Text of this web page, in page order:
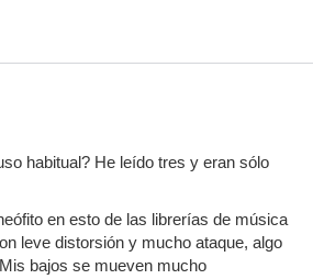
habitual? He leído tres y eran sólo
en esto de las librerías de música
leve distorsión y mucho ataque, algo
bajos se mueven mucho